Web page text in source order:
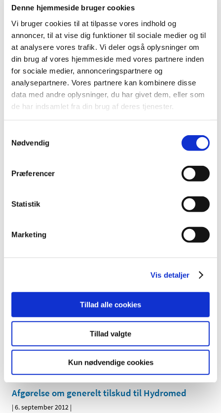
Denne hjemmeside bruger cookies
Vi bruger cookies til at tilpasse vores indhold og
annoncer, til at vise dig funktioner til sociale medier og til
at analysere vores trafik. Vi deler også oplysninger om
din brug af vores hjemmeside med vores partnere inden
for sociale medier, annonceringspartnere og
analysepartnere. Vores partnere kan kombinere disse
data med andre oplysninger, du har givet dem, eller som
de har indsamlet fra din brug af deres tjenester.
Nødvendig
Præferencer
Statistik
Marketing
Vis detaljer
Tillad alle cookies
Tillad valgte
Kun nødvendige cookies
Onytec. Lægemidlet har fået generelt tilskud.
Afgørelse om generelt tilskud til Jentadueto
|14. september 2012|
Vi har truffet afgørelse i ansøgning om generelt tilskud til
Jentadueto. Lægemidlet har fået generelt tilskud.
Høringssvar på Medicintilskudsnævnets
indstilling om tilskudsstatus for antibiotika til
systemisk brug
Medicintilskudsnævnets indstilling til fremtidig
stærke smertestillende lægemidler (opioider)
Medicintilskudsnævnets supplerende indstilling om
fremtidig tilskudsstatus for lægemidler i ATC-gruppe…
Vi har truffet afgørelse i ansøgning om generelt tilskud til
Eklira Genuair. Lægemidlet har fået generelt tilskud.
Afgørelse om generelt tilskud til Fycompa
|7. september 2012|
Fycompa. Lægemidlet har fået generelt tilskud.
Afgørelse om generelt tilskud til Hydromed
| 6. september 2012 |